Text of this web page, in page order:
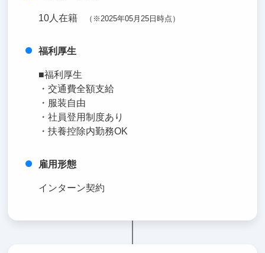
10人在籍 （※2025年05月25日時点）
福利厚生
■福利厚生
・交通費全額支給
・服装自由
・社員登用制度あり
・扶養控除内勤務OK
雇用形態
インターン契約